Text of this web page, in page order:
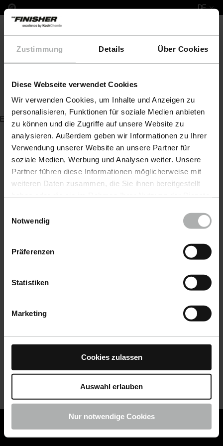
Zustimmung Details Über Cookies
Diese Webseite verwendet Cookies
Wir verwenden Cookies, um Inhalte und Anzeigen zu
personalisieren, Funktionen für soziale Medien anbieten
zu können und die Zugriffe auf unsere Website zu
analysieren. Außerdem geben wir Informationen zu Ihrer
Verwendung unserer Website an unsere Partner für
soziale Medien, Werbung und Analysen weiter. Unsere
Partner führen diese Informationen möglicherweise mit
weiteren Daten zusammen, die Sie ihnen bereitgestellt
Einstellungen zu den Cookies finden Sie unter
Notwendig
Präferenzen
Statistiken
Marketing
Cookies zulassen
Auswahl erlauben
Nur notwendige Cookies
DE
COLOURLOCK ist jetzt Teil von KochChemie -
COLOURLOCK Produkte shoppen
PreWash A
Es wurde kein Artikel zu Ihrer Anfrage gefunden